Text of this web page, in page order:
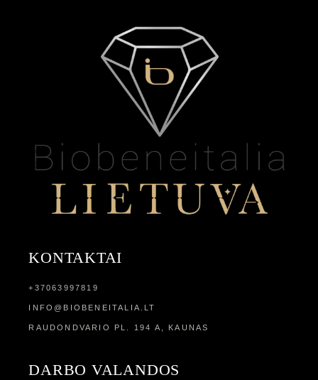
KONTAKTAI
+37063997819
INFO@BIOBENEITALIA.LT
RAUDONDVARIO PL. 194 A, KAUNAS
DARBO VALANDOS